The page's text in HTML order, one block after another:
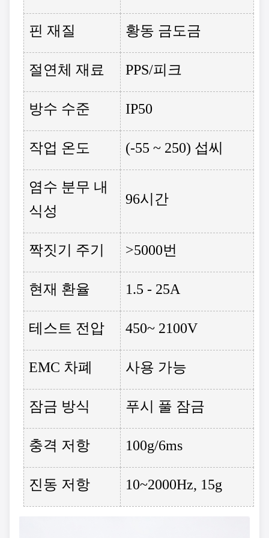
핀 재질 황동 금도금
절연체 재료 PPS/피크
방수 수준 IP50
작업 온도 (-55 ~ 250) 섭씨
염수 분무 내
식성
96시간
짝짓기 주기 >5000번
현재 환율 1.5 - 25A
테스트 전압 450~ 2100V
EMC 차폐 사용 가능
잠금 방식 푸시 풀 잠금
충격 저항 100g/6ms
진동 저항 10~2000Hz, 15g